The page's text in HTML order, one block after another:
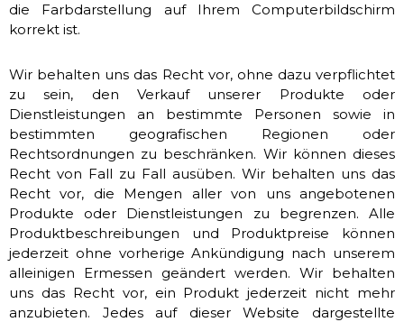
die Farbdarstellung auf Ihrem Computerbildschirm
korrekt ist.
Wir behalten uns das Recht vor, ohne dazu verpflichtet
zu sein, den Verkauf unserer Produkte oder
Dienstleistungen an bestimmte Personen sowie in
bestimmten geografischen Regionen oder
Rechtsordnungen zu beschränken. Wir können dieses
Recht von Fall zu Fall ausüben. Wir behalten uns das
Recht vor, die Mengen aller von uns angebotenen
Produkte oder Dienstleistungen zu begrenzen. Alle
Produktbeschreibungen und Produktpreise können
jederzeit ohne vorherige Ankündigung nach unserem
alleinigen Ermessen geändert werden. Wir behalten
uns das Recht vor, ein Produkt jederzeit nicht mehr
anzubieten. Jedes auf dieser Website dargestellte